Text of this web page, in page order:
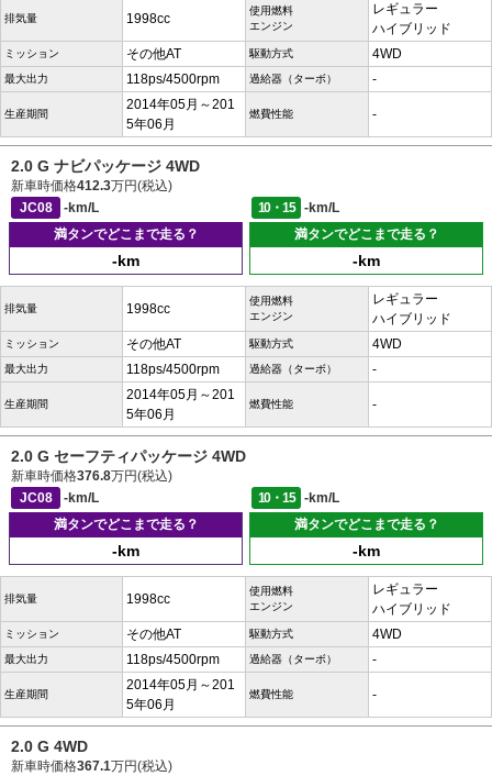
排気量 1998cc
使用燃料
エンジン
レギュラー
ハイブリッド
ミッション その他AT 駆動方式 4WD
最大出力 118ps/4500rpm 過給器（ターボ） -
生産期間
2014年05月～201
5年06月
燃費性能 -
2.0 G ナビパッケージ 4WD
新車時価格412.3万円(税込)
JC08
-km/L 10・15
-km/L
満タンでどこまで走る？
-km
満タンでどこまで走る？
-km
排気量 1998cc
使用燃料
エンジン
レギュラー
ハイブリッド
ミッション その他AT 駆動方式 4WD
最大出力 118ps/4500rpm 過給器（ターボ） -
生産期間
2014年05月～201
5年06月
燃費性能 -
2.0 G セーフティパッケージ 4WD
新車時価格376.8万円(税込)
JC08
-km/L 10・15
-km/L
満タンでどこまで走る？
-km
満タンでどこまで走る？
-km
排気量 1998cc
使用燃料
エンジン
レギュラー
ハイブリッド
ミッション その他AT 駆動方式 4WD
最大出力 118ps/4500rpm 過給器（ターボ） -
生産期間
2014年05月～201
5年06月
燃費性能 -
2.0 G 4WD
新車時価格367.1万円(税込)